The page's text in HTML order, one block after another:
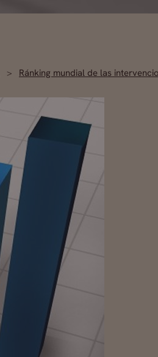
Ránking mundial de las